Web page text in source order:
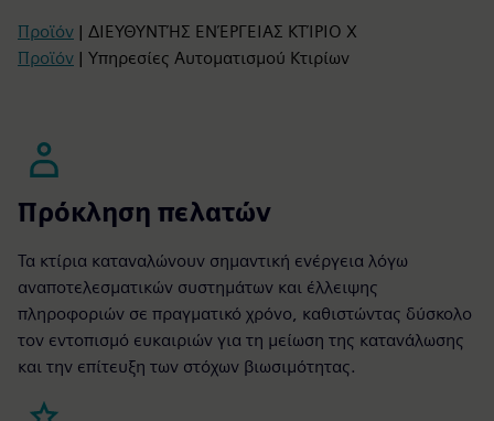
Προϊόν | ΔΙΕΥΘΥΝΤΉΣ ΕΝΈΡΓΕΙΑΣ ΚΤΊΡΙΟ X
Προϊόν | Υπηρεσίες Αυτοματισμού Κτιρίων
Πρόκληση πελατών
Τα κτίρια καταναλώνουν σημαντική ενέργεια λόγω
αναποτελεσματικών συστημάτων και έλλειψης
πληροφοριών σε πραγματικό χρόνο, καθιστώντας δύσκολο
τον εντοπισμό ευκαιριών για τη μείωση της κατανάλωσης
και την επίτευξη των στόχων βιωσιμότητας.